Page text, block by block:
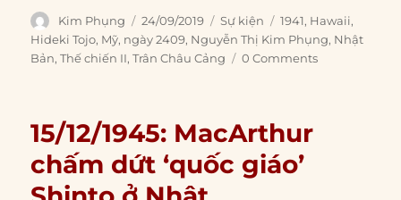
Author
Kim Phụng
Posted
on
24/09/2019 Categories
Sự kiện Tags
1941, Hawaii,
Hideki Tojo, Mỹ, ngày 2409, Nguyễn Thị Kim Phụng, Nhật
Bản,Thế chiến II,Trân Châu Cảng 0 Comments
15/12/1945: MacArthur
chấm dứt ‘quốc giáo’